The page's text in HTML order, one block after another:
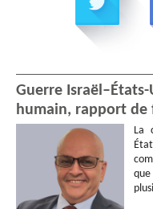
Guerre
humain, rapport de
La